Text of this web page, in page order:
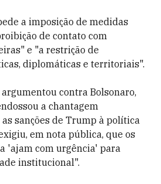
a imposição de medidas
de contato com
e "a restrição de
diplomáticas e territoriais".
contra Bolsonaro,
a chantagem
sanções de Trump à política
em nota pública, que os
'ajam com urgência' para
institucional".